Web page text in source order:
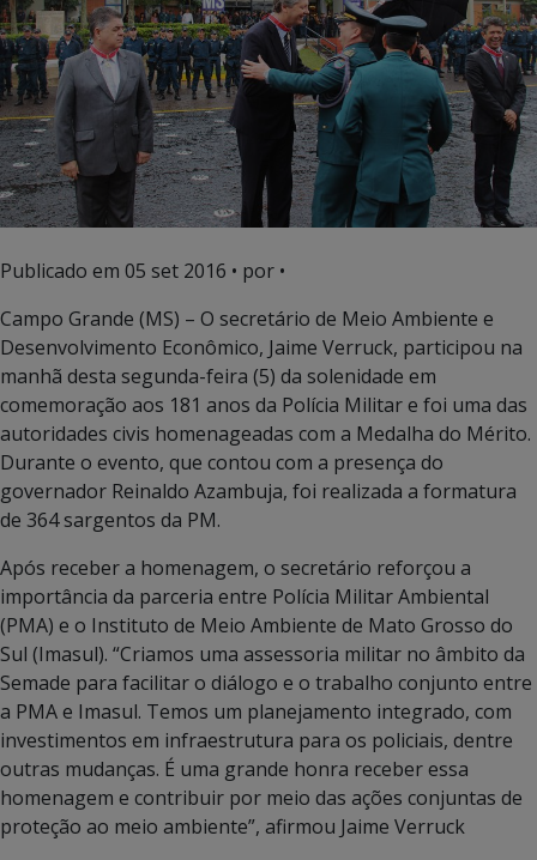
Publicado em 05 set 2016 • por •
Campo Grande (MS) – O secretário de Meio Ambiente e
Desenvolvimento Econômico, Jaime Verruck, participou na
manhã desta segunda-feira (5) da solenidade em
comemoração aos 181 anos da Polícia Militar e foi uma das
autoridades civis homenageadas com a Medalha do Mérito.
Durante o evento, que contou com a presença do
governador Reinaldo Azambuja, foi realizada a formatura
de 364 sargentos da PM.
Após receber a homenagem, o secretário reforçou a
importância da parceria entre Polícia Militar Ambiental
(PMA) e o Instituto de Meio Ambiente de Mato Grosso do
Sul (Imasul). “Criamos uma assessoria militar no âmbito da
Semade para facilitar o diálogo e o trabalho conjunto entre
a PMA e Imasul. Temos um planejamento integrado, com
investimentos em infraestrutura para os policiais, dentre
outras mudanças. É uma grande honra receber essa
homenagem e contribuir por meio das ações conjuntas de
proteção ao meio ambiente”, afirmou Jaime Verruck